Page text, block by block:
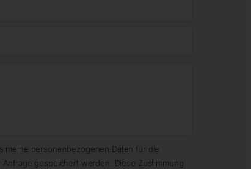
meine personenbezogenen Daten für die
gespeichert werden. Diese Zustimmung